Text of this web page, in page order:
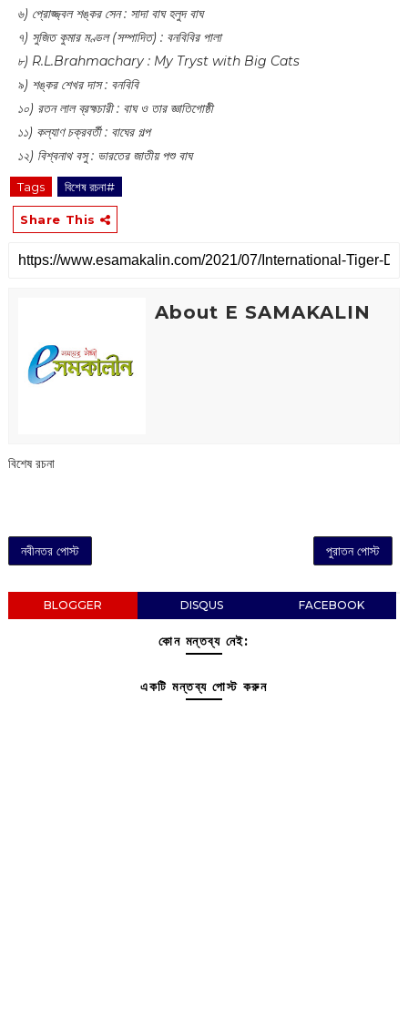
৬) প্রোজ্জ্বল শঙ্কর সেন : সাদা বাঘ হলুদ বাঘ
৭) সুজিত কুমার মণ্ডল (সম্পাদিত) : বনবিবির পালা
৮) R.L.Brahmachary : My Tryst with Big Cats
৯) শঙ্কর শেখর দাস : বনবিবি
১০) রতন লাল ব্রহ্মচারী : বাঘ ও তার জ্ঞাতিগোষ্ঠী
১১) কল্যাণ চক্রবর্তী : বাঘের গল্প
১২) বিশ্বনাথ বসু : ভারতের জাতীয় পশু বাঘ
Tags বিশেষ রচনা#
Share This
About E SAMAKALIN
বিশেষ রচনা
নবীনতর পোস্ট পুরাতন পোস্ট
BLOGGER DISQUS FACEBOOK
কোন মন্তব্য নেই:
একটি মন্তব্য পোস্ট করুন